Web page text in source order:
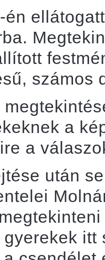
én
számos
a
a
után